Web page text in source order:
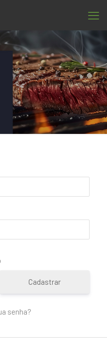
Cadastrar
senha?